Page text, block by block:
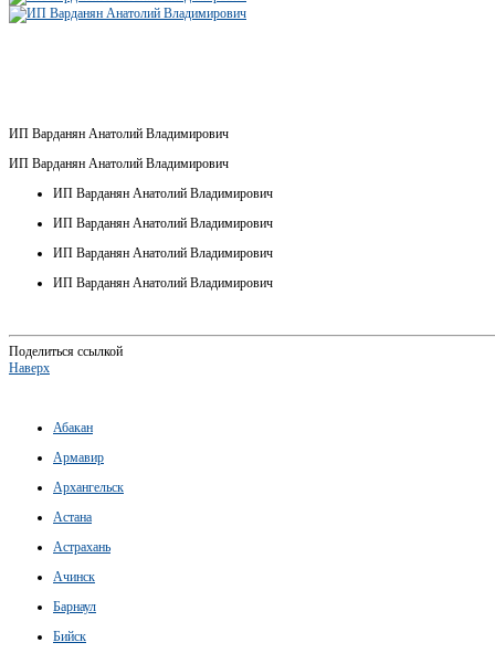
ИП Варданян Анатолий Владимирович
ИП Варданян Анатолий Владимирович
ИП Варданян Анатолий Владимирович
ИП Варданян Анатолий Владимирович
ИП Варданян Анатолий Владимирович
ИП Варданян Анатолий Владимирович
Поделиться ссылкой
Наверх
Абакан
Армавир
Архангельск
Астана
Астрахань
Ачинск
Барнаул
Бийск